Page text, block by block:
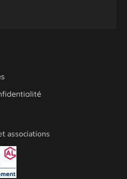
associations